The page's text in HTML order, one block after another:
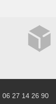
27 14 26 90